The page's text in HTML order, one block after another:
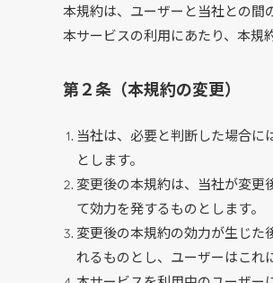
本規約は、ユーザーと当社との間
本サービスの利用にあたり、本規
第２条（本規約の変更）
当社は、必要と判断した場合
とします。
変更後の本規約は、当社が変更
て効力を発するものとします。
変更後の本規約の効力が生じ
れるものとし、ユーザーはこれ